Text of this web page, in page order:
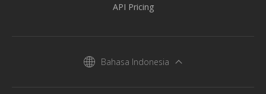
API Pricing
Bahasa Indonesia